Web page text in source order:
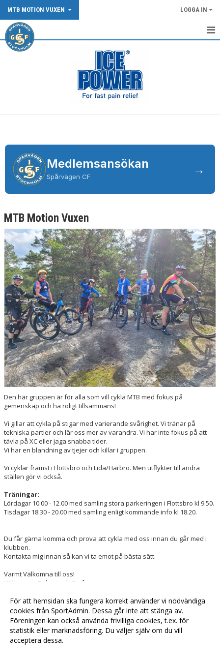
MTB MOTION VUXEN LOGGA IN
START
TRÄNINGSINFO MTB MOTION
Medlemsansökan
Spårvägen CF →
MTB Motion Vuxen
Den här gruppen är för alla som vill cykla MTB med fokus på
gemenskap och ha roligt tillsammans!
Vi gillar att cykla på stigar med varierande svårighet. Vi tränar på
tekniska partier och lär oss mer av varandra. Vi har inte fokus på att
tävla på XC eller jaga snabba tider.
Vi har en blandning av tjejer och killar i gruppen.
Vi cyklar främst i Flottsbro och Lida/Harbro. Men utflykter till andra
ställen gör vi också.
Träningar:
Lördagar 10.00 - 12.00 med samling stora parkeringen i Flottsbro kl 9.50.
Tisdagar 18.30 - 20.00 med samling enligt kommande info kl 18.20.
Du får gärna komma och prova att cykla med oss innan du går med i
klubben.
Kontakta mig innan så kan vi ta emot på bästa sätt.
Varmt Välkomna till oss!
Hälsningar Robert och Stefan
För mer information, kontaktarobert.molinder@sparvagencykel.se
För att hemsidan ska fungera korrekt använder vi nödvändiga
cookies från SportAdmin. Dessa går inte att stänga av.
Föreningen kan också använda frivilliga cookies, t.ex. för
statistik eller marknadsföring. Du väljer själv om du vill
acceptera dessa.